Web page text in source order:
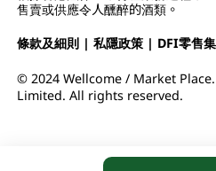
售賣或供應令人醺醉的酒類。
條款及細則 |私隱政策 | DFI零售
© 2024 Wellcome / Market
Limited. All rights reserved.